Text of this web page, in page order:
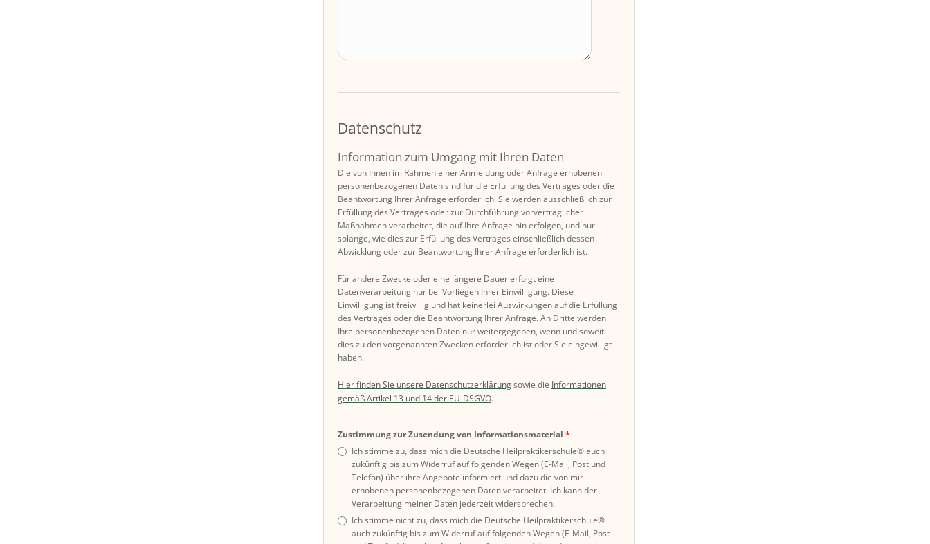
Datenschutz
Information zum Umgang mit Ihren Daten
Die von Ihnen im Rahmen einer Anmeldung oder Anfrage erhobenen
personenbezogenen Daten sind für die Erfüllung des Vertrages oder die
Beantwortung Ihrer Anfrage erforderlich. Sie werden ausschließlich zur
Erfüllung des Vertrages oder zur Durchführung vorvertraglicher
Maßnahmen verarbeitet, die auf Ihre Anfrage hin erfolgen, und nur
solange, wie dies zur Erfüllung des Vertrages einschließlich dessen
Abwicklung oder zur Beantwortung Ihrer Anfrage erforderlich ist.
Für andere Zwecke oder eine längere Dauer erfolgt eine
Datenverarbeitung nur bei Vorliegen Ihrer Einwilligung. Diese
Einwilligung ist freiwillig und hat keinerlei Auswirkungen auf die Erfüllung
des Vertrages oder die Beantwortung Ihrer Anfrage. An Dritte werden
Ihre personenbezogenen Daten nur weitergegeben, wenn und soweit
dies zu den vorgenannten Zwecken erforderlich ist oder Sie eingewilligt
haben.
Hier finden Sie unsere Datenschutzerklärungsowie die Informationen
gemäß Artikel 13 und 14 der EU-DSGVO.
Zustimmung zur Zusendung von Informationsmaterial
Ich stimme zu, dass mich die Deutsche Heilpraktikerschule® auch
zukünftig bis zum Widerruf auf folgenden Wegen (E-Mail, Post und
Telefon) über ihre Angebote informiert und dazu die von mir
erhobenen personenbezogenen Daten verarbeitet. Ich kann der
Verarbeitung meiner Daten jederzeit widersprechen.
Ich stimme nicht zu, dass mich die Deutsche Heilpraktikerschule®
auch zukünftig bis zum Widerruf auf folgenden Wegen (E-Mail, Post